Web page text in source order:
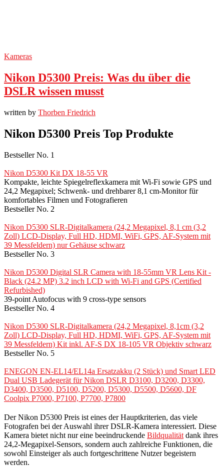
Kameras
Nikon D5300 Preis: Was du über die
DSLR wissen musst
written by Thorben Friedrich
Nikon D5300 Preis Top Produkte
Bestseller No. 1
Nikon D5300 Kit DX 18-55 VR
Kompakte, leichte Spiegelreflexkamera mit Wi-Fi sowie GPS und
24,2 Megapixel; Schwenk- und drehbarer 8,1 cm-Monitor für
komfortables Filmen und Fotografieren
Bestseller No. 2
Nikon D5300 SLR-Digitalkamera (24,2 Megapixel, 8,1 cm (3,2
Zoll) LCD-Display, Full HD, HDMI, WiFi, GPS, AF-System mit
39 Messfeldern) nur Gehäuse schwarz
Bestseller No. 3
Nikon D5300 Digital SLR Camera with 18-55mm VR Lens Kit -
Black (24.2 MP) 3.2 inch LCD with Wi-Fi and GPS (Certified
Refurbished)
39-point Autofocus with 9 cross-type sensors
Bestseller No. 4
Nikon D5300 SLR-Digitalkamera (24,2 Megapixel, 8,1cm (3,2
Zoll) LCD-Display, Full HD, HDMI, WiFi, GPS, AF-System mit
39 Messfeldern) Kit inkl. AF-S DX 18-105 VR Objektiv schwarz
Bestseller No. 5
ENEGON EN-EL14/EL14a Ersatzakku (2 Stück) und Smart LED
Dual USB Ladegerät für Nikon DSLR D3100, D3200, D3300,
D3400, D3500, D5100, D5200, D5300, D5500, D5600, DF
Coolpix P7000, P7100, P7700, P7800
Der Nikon D5300 Preis ist eines der Hauptkriterien, das viele
Fotografen bei der Auswahl ihrer DSLR-Kamera interessiert. Diese
Kamera bietet nicht nur eine beeindruckende Bildqualität dank ihres
24,2-Megapixel-Sensors, sondern auch zahlreiche Funktionen, die
sowohl Einsteiger als auch fortgeschrittene Nutzer begeistern
werden.